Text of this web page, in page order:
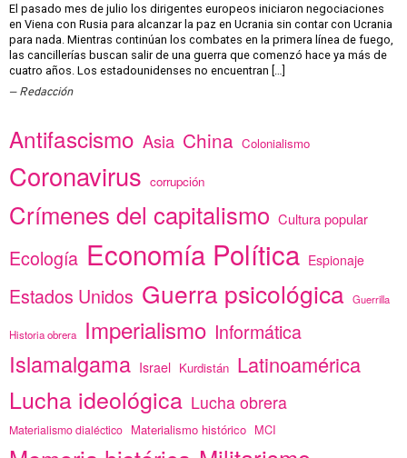
El pasado mes de julio los dirigentes europeos iniciaron negociaciones
en Viena con Rusia para alcanzar la paz en Ucrania sin contar con Ucrania
para nada. Mientras continúan los combates en la primera línea de fuego,
las cancillerías buscan salir de una guerra que comenzó hace ya más de
cuatro años. Los estadounidenses no encuentran […]
Redacción
Antifascismo Asia China Colonialismo
Coronavirus corrupción
Crímenes del capitalismo Cultura popular
Ecología Economía Política Espionaje
Estados Unidos Guerra psicológica Guerrilla
Historia obrera Imperialismo Informática
Islamalgama Israel Kurdistán Latinoamérica
Lucha ideológica Lucha obrera
Materialismo dialéctico Materialismo histórico MCI